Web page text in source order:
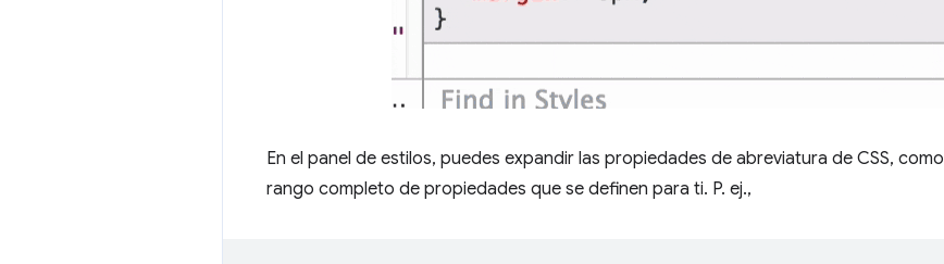
En el panel de estilos, puedes expandir las propiedades de abreviatura de CSS, como
rango completo de propiedades que se definen para ti. P. ej.,